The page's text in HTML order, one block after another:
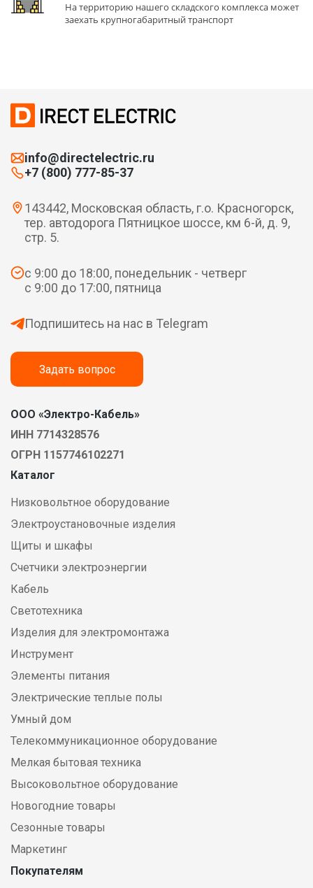
На территорию нашего складского комплекса может
заехать крупногабаритный транспорт
info@directelectric.ru
+7 (800) 777-85-37
143442, Московская область, г.о. Красногорск,
тер. автодорога Пятницкое шоссе, км 6-й, д. 9,
стр. 5.
с 9:00 до 18:00, понедельник - четверг
с 9:00 до 17:00, пятница
Подпишитесь на нас в Telegram
Задать вопрос
ООО «Электро-Кабель»
ИНН 7714328576
ОГРН 1157746102271
Каталог
Низковольтное оборудование
Электроустановочные изделия
Щиты и шкафы
Счетчики электроэнергии
Кабель
Светотехника
Изделия для электромонтажа
Инструмент
Элементы питания
Электрические теплые полы
Умный дом
Телекоммуникационное оборудование
Мелкая бытовая техника
Высоковольтное оборудование
Новогодние товары
Сезонные товары
Маркетинг
Покупателям